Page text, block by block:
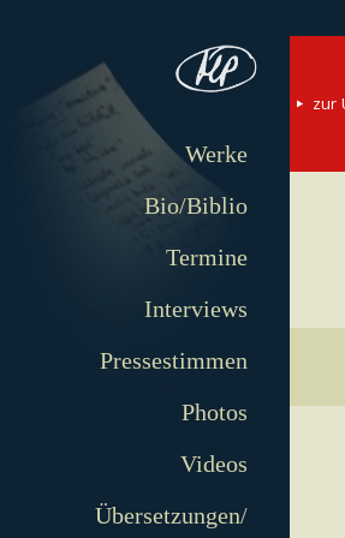
Werke
Bio/Biblio
Termine
Interviews
Pressestimmen
Photos
Videos
Übersetzungen/
zur